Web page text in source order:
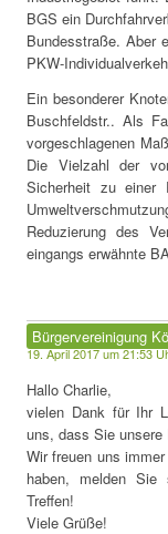
BGS ein
Bundesstraße. Aber
PKW-
Ein besonderer
Buschfeldstr.. Als
vorgeschlagenen
Die Vielzahl der
Sicherheit zu einer
Reduzierung des
eingangs erwähnte
Bürgervereinigung
19. April 2017 um 21:53
Hallo Charlie,
vielen Dank für Ihr
uns, dass Sie unsere
Wir freuen uns
haben, melden
Treffen!
Viele Grüße!